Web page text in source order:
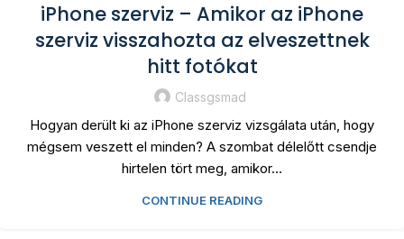
iPhone szerviz – Amikor az iPhone
szerviz visszahozta az elveszettnek
hitt fotókat
Classgsmad
Hogyan derült ki az iPhone szerviz vizsgálata után, hogy
mégsem veszett el minden? A szombat délelőtt csendje
hirtelen tört meg, amikor...
CONTINUE READING